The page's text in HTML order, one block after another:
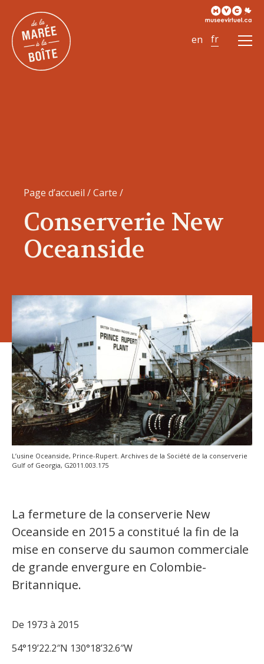
Page d’accueil /Carte /
Conserverie New
Oceanside
L’usine Oceanside, Prince-Rupert. Archives de la Société de la conserverie
Gulf of Georgia, G2011.003.175
La fermeture de la conserverie New
Oceanside en 2015 a constitué la fin de la
mise en conserve du saumon commerciale
de grande envergure en Colombie-
Britannique.
De 1973 à 2015
54°19’22.2″N 130°18’32.6″W